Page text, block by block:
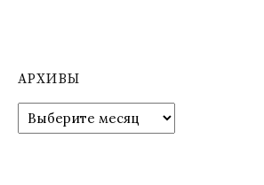
АРХИВЫ
р